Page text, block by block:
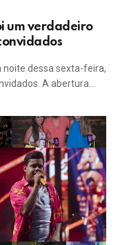
um verdadeiro
noite dessa sexta-feira,
A abertura…